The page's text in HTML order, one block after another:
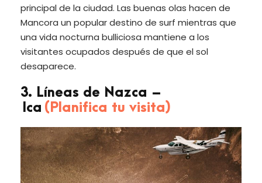
principal de la ciudad. Las buenas olas hacen de
Mancora un popular destino de surf mientras que
una vida nocturna bulliciosa mantiene a los
visitantes ocupados después de que el sol
desaparece.
3. Líneas de Nazca –
Ica (Planifica tu visita)